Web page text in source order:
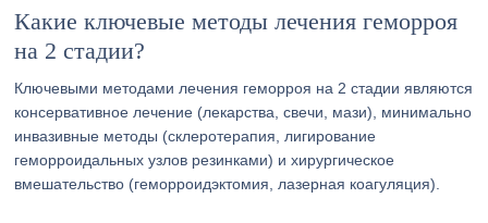
Какие ключевые методы лечения геморроя
на 2 стадии?
Ключевыми методами лечения геморроя на 2 стадии являются
консервативное лечение (лекарства, свечи, мази), минимально
инвазивные методы (склеротерапия, лигирование
геморроидальных узлов резинками) и хирургическое
вмешательство (геморроидэктомия, лазерная коагуляция).